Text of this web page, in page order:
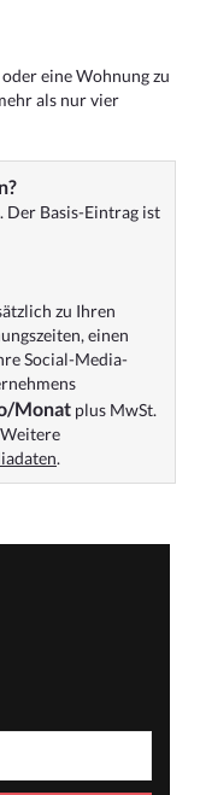
eine Wohnung zu
als nur vier
Der Basis-Eintrag ist
zu Ihren
einen
Social-Media-
Monat plus MwSt.
Weitere
.